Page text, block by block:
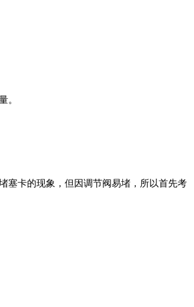
。
塞卡的现象，但因调节阀易堵，所以首先考